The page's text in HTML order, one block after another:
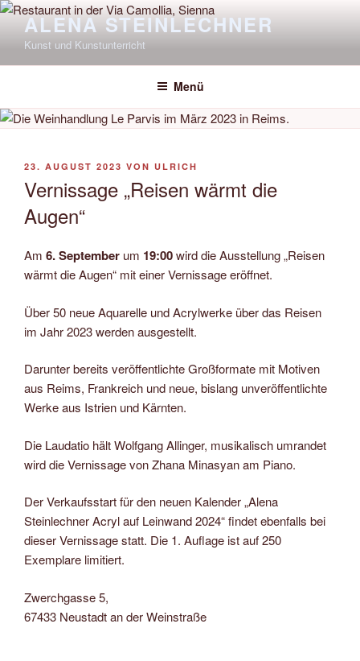
Zum
Inhalt
springen
ALENA STEINLECHNER
Kunst und Kunstunterricht
Menü
VERÖFFENTLICHT
23. AUGUST 2023 VON ULRICH
Vernissage „Reisen wärmt die
Augen“
Am 6. September um 19:00wird die Ausstellung „Reisen
wärmt die Augen“ mit einer Vernissage eröffnet.
Über 50 neue Aquarelle und Acrylwerke über das Reisen
im Jahr 2023 werden ausgestellt.
Darunter bereits veröffentlichte Großformate mit Motiven
aus Reims, Frankreich und neue, bislang unveröffentlichte
Werke aus Istrien und Kärnten.
Die Laudatio hält Wolfgang Allinger, musikalisch umrandet
wird die Vernissage von Zhana Minasyan am Piano.
Der Verkaufsstart für den neuen Kalender „Alena
Steinlechner Acryl auf Leinwand 2024“ findet ebenfalls bei
dieser Vernissage statt. Die 1. Auflage ist auf 250
Exemplare limitiert.
Zwerchgasse 5,
67433 Neustadt an der Weinstraße